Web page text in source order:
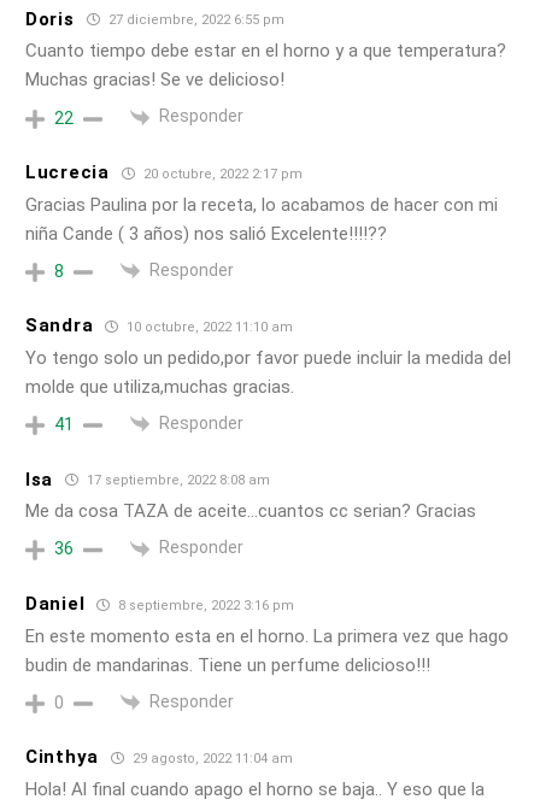
Doris 27 diciembre, 2022 6:55 pm
Cuanto tiempo debe estar en el horno y a que temperatura?
Muchas gracias! Se ve delicioso!
22 Responder
Lucrecia 20 octubre, 2022 2:17 pm
Gracias Paulina por la receta, lo acabamos de hacer con mi
niña Cande ( 3 años) nos salió Excelente!!!!??
8 Responder
Sandra 10 octubre, 2022 11:10 am
Yo tengo solo un pedido,por favor puede incluir la medida del
molde que utiliza,muchas gracias.
41 Responder
Isa 17 septiembre, 2022 8:08 am
Me da cosa TAZA de aceite…cuantos cc serian? Gracias
36 Responder
Daniel 8 septiembre, 2022 3:16 pm
En este momento esta en el horno. La primera vez que hago
budin de mandarinas. Tiene un perfume delicioso!!!
0 Responder
Cinthya 29 agosto, 2022 11:04 am
Hola! Al final cuando apago el horno se baja.. Y eso que la